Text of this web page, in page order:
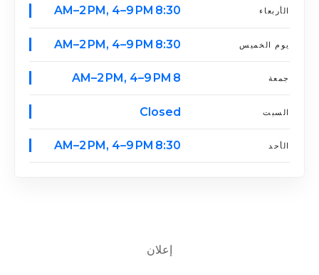
الأربعاء 8:30 AM–2 PM, 4–9 PM
يوم الخميس 8:30 AM–2 PM, 4–9 PM
جمعة 8 AM–2 PM, 4–9 PM
السبت Closed
الأحد 8:30 AM–2 PM, 4–9 PM
إعلان